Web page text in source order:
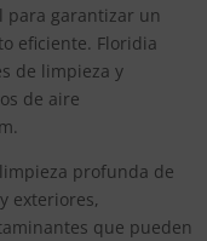
para garantizar un
eficiente. Floridia
de limpieza y
de aire
profunda de
exteriores,
que pueden